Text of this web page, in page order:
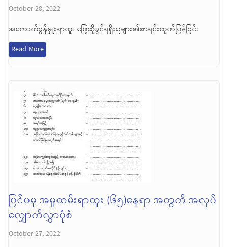
October 28, 2022
အကောက်ခွန်မှူးရာထူး ဖြေဆိုခွင့်ရရှိသူများ၏စာရင်းထုတ်ပြန်ခြင်း
Read More
ပြင်ပမှ အမှုထမ်းရာထူး (၆၅)နေရာ အတွက် အလုပ်
လျှောက်လွှာပုံစံ
October 27, 2022